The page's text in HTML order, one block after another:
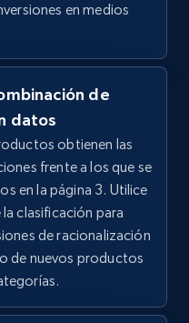
en medios
de
datos
obtienen las
frente a los que se
en la página 3. Utilice
clasificación para
de racionalización
de nuevos productos